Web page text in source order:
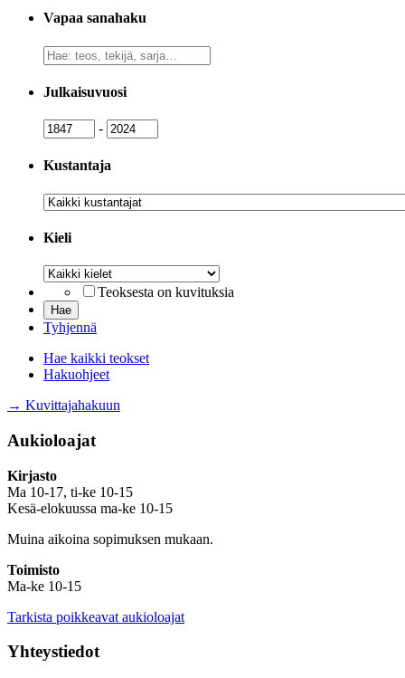
Vapaa sanahaku
Vapaa
sanahaku
Julkaisuvuosi
Julkaisuvuosi
- Julkaisuvuosi
Kustantaja
Kustantaja
Kieli
Kieli
Teoksesta on kuvituksia
Tyhjennä
Hae kaikki teokset
Hakuohjeet
→ Kuvittajahakuun
Aukioloajat
Kirjasto
Ma 10-17, ti-ke 10-15
Kesä-elokuussa ma-ke 10-15
Muina aikoina sopimuksen mukaan.
Toimisto
Ma-ke 10-15
Tarkista poikkeavat aukioloajat
Yhteystiedot